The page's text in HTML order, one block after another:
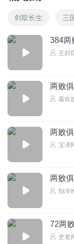
剑取长生 三
384两
王封
两败
嘉欢
两败
宝泽
两败
怕冷
72两
史老